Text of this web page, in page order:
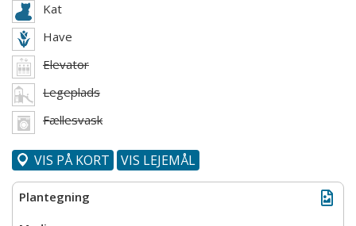
Kat
Have
Elevator
Legeplads
Fællesvask
VIS PÅ KORT VIS LEJEMÅL